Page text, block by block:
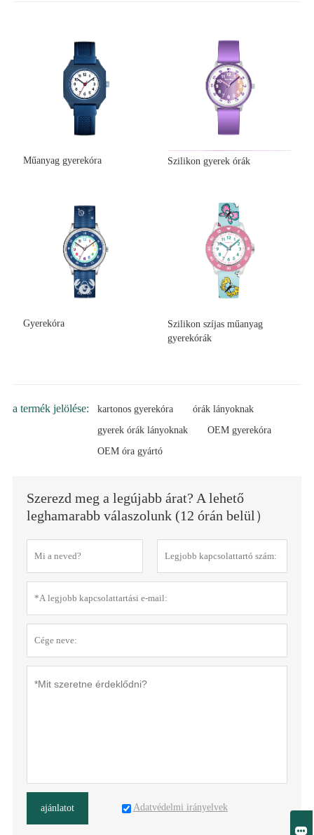

Műanyag gyerekóra Szilikon gyerek órák
Gyerekóra
Szilikon szíjas műanyag
gyerekórák
a termék jelölése: kartonos gyerekóra
órák lányoknak
gyerek órák lányoknak
OEM gyerekóra
OEM óra gyártó
Szerezd meg a legújabb árat? A lehető
leghamarabb válaszolunk (12 órán belül）
ajánlatot Adatvédelmi irányelvek